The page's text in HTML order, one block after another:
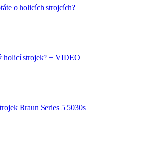
o holicích strojcích?
holicí strojek? + VIDEO
Braun Series 5 5030s